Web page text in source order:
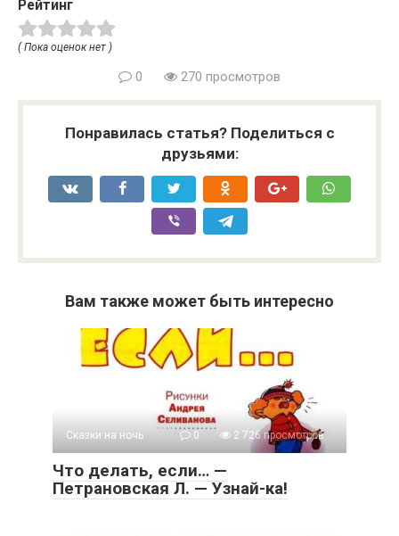
Рейтинг
( Пока оценок нет )
0 270 просмотров
Понравилась статья? Поделиться с
друзьями:
Вам также может быть интересно
Сказки на ночь 0 2 726 просмотров
Что делать, если… —
Петрановская Л. — Узнай-ка!